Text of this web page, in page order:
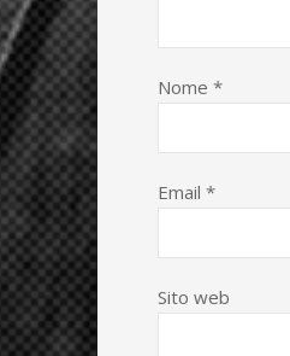
Nome *
Email *
Sito web